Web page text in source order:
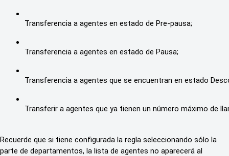
Transferencia a agentes en estado de Pre-pausa;
Transferencia a agentes en estado de Pausa;
Transferencia a agentes que se encuentran en estado
Transferir a agentes que ya tienen un número máximo de
Recuerde que si tiene configurada la regla seleccionando sólo la
parte de departamentos, la lista de agentes no aparecerá al